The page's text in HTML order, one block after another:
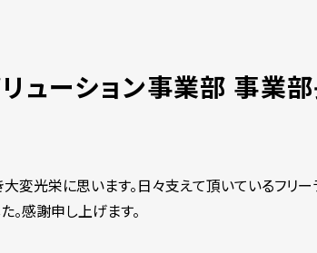
ューション事業部 事業
変光栄に思います。日々支えて頂いているフリ
感謝申し上げます。